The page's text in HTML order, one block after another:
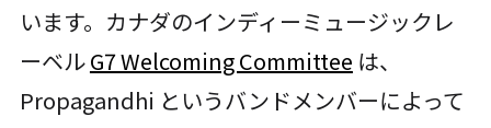
います。カナダのインディーミュージックレ
ーベルG7 Welcoming Committee は、
Propagandhi というバンドメンバーによって